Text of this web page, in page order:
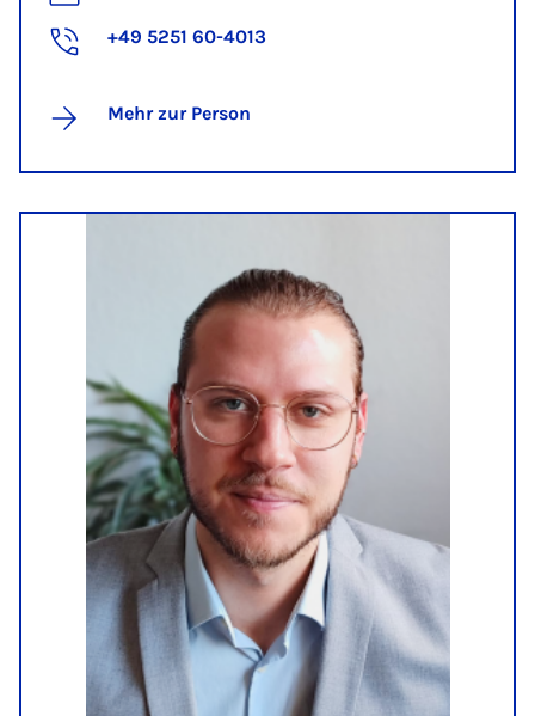
+49 5251 60-4013
Mehr zur Person